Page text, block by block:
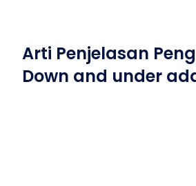
Arti Penjelasan
Down and under